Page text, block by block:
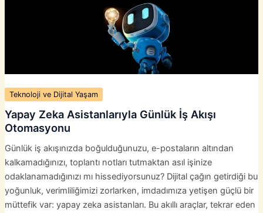
Teknoloji ve Dijital Yaşam
Yapay Zeka Asistanlarıyla Günlük İş Akışı
Otomasyonu
Günlük iş akışınızda boğulduğunuzu, e-postaların altından
kalkamadığınızı, toplantı notları tutmaktan asıl işinize
odaklanamadığınızı mı hissediyorsunuz? Dijital çağın getirdiği bu
yoğunluk, verimliliğimizi zorlarken, imdadımıza yetişen güçlü bir
müttefik var: yapay zeka asistanları. Bu akıllı araçlar, tekrar eden